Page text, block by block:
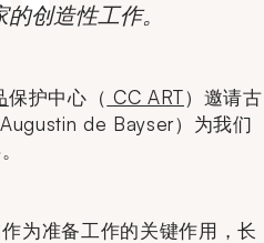
创造性工作。
保护中心（ CC ART）邀请古
de Bayser）为我们
为准备工作的关键作用，长